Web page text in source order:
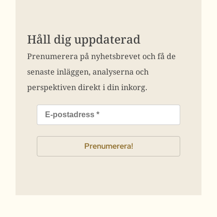
Håll dig uppdaterad
Prenumerera på nyhetsbrevet och få de
senaste inläggen, analyserna och
perspektiven direkt i din inkorg.